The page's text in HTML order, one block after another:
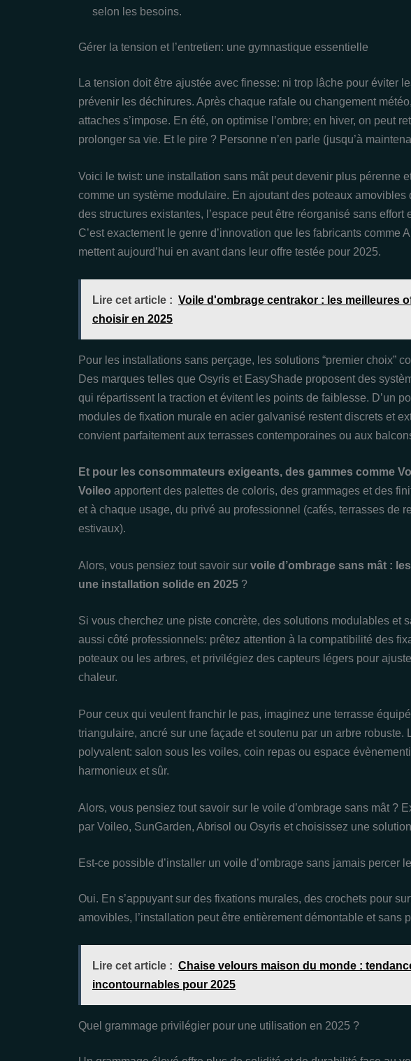
selon les besoins.
Gérer la tension et l’entretien: une gymnastique essentielle
La tension doit être ajustée avec finesse: ni trop lâche pour éviter
prévenir les déchirures. Après chaque rafale ou changement
attaches s’impose. En été, on optimise l’ombre; en hiver, on peut
prolonger sa vie. Et le pire ? Personne n’en parle (jusqu’à
Voici le twist: une installation sans mât peut devenir plus pérenne
comme un système modulaire. En ajoutant des poteaux
des structures existantes, l’espace peut être réorganisé sans effort
C’est exactement le genre d’innovation que les fabricants comme
mettent aujourd’hui en avant dans leur offre testée pour 2025.
Lire cet article : Voile d'ombrage centrakor : les meilleures
choisir en 2025
Pour les installations sans perçage, les solutions “premier choix”
Des marques telles que Osyris et EasyShade proposent des
qui répartissent la traction et évitent les points de faiblesse. D’un
modules de fixation murale en acier galvanisé restent discrets et
convient parfaitement aux terrasses contemporaines ou aux
Et pour les consommateurs exigeants, des gammes comme
Voileo apportent des palettes de coloris, des grammages et des
et à chaque usage, du privé au professionnel (cafés, terrasses de
estivaux).
Alors, vous pensiez tout savoir sur voile d’ombrage sans mât :
une installation solide en 2025 ?
Si vous cherchez une piste concrète, des solutions modulables et
aussi côté professionnels: prêtez attention à la compatibilité des
poteaux ou les arbres, et privilégiez des capteurs légers pour
chaleur.
Pour ceux qui veulent franchir le pas, imaginez une terrasse
triangulaire, ancré sur une façade et soutenu par un arbre robuste.
polyvalent: salon sous les voiles, coin repas ou espace
harmonieux et sûr.
Alors, vous pensiez tout savoir sur le voile d’ombrage sans mât ?
par Voileo, SunGarden, Abrisol ou Osyris et choisissez une
Est-ce possible d’installer un voile d’ombrage sans jamais percer
Oui. En s’appuyant sur des fixations murales, des crochets pour
amovibles, l’installation peut être entièrement démontable et sans
Lire cet article : Chaise velours maison du monde :
incontournables pour 2025
Quel grammage privilégier pour une utilisation en 2025 ?